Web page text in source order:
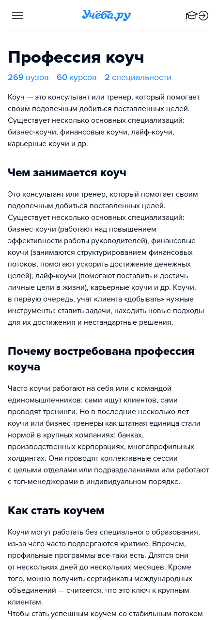
Профессия коуч
269 вузов 60 курсов 2 специальности
Коуч — это консультант или тренер, который помогает
своим подопечным добиться поставленных целей.
Существует несколько основных специализаций:
бизнес-коучи, финансовые коучи, лайф-коучи,
карьерные коучи и др.
Чем занимается коуч
Это консультант или тренер, который помогает своим
подопечным добиться поставленных целей.
Существует несколько основных специализаций:
бизнес-коучи (работают над повышением
эффективности работы руководителей), финансовые
коучи (занимаются структурированием финансовых
потоков, помогают ускорить достижение денежных
целей), лайф-коучи (помогают поставить и достичь
личные цели в жизни), карьерные коучи и др. Коучи,
в первую очередь, учат клиента «добывать» нужные
инструменты: ставить задачи, находить новые подходы
для их достижения и нестандартные решения.
Почему востребована профессия
коуча
Часто коучи работают на себя или с командой
единомышленников: сами ищут клиентов, сами
проводят тренинги. Но в последние несколько лет
коучи или бизнес-тренеры как штатная единица стали
нормой в крупных компаниях: банках,
производственных корпорациях, многопрофильных
холдингах. Они проводят коллективные сессии
с целыми отделами или подразделениями или работают
с топ-менеджерами в индивидуальном порядке.
Как стать коучем
Коучи могут работать без специального образования,
из-за чего часто подвергаются критике. Впрочем,
профильные программы все-таки есть. Длятся они
от нескольких дней до нескольких месяцев. Кроме
того, можно получить сертификаты международных
объединений — считается, что это ключ к крупным
клиентам.
Чтобы стать успешным коучем со стабильным потоком